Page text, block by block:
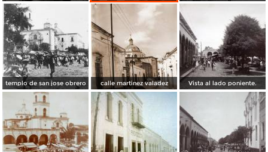
templo de san jose obrero calle martinez valadez Vista al lado poniente.